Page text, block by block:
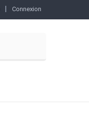
Connexion